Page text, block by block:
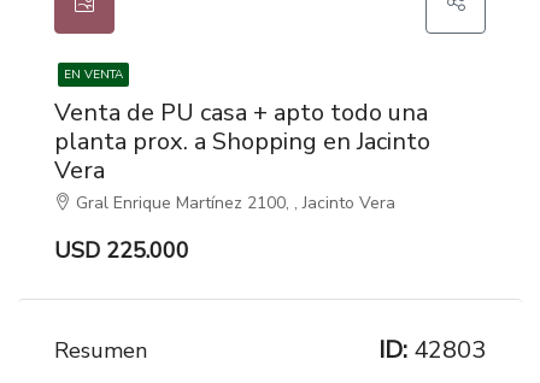
EN VENTA
Venta de PU casa + apto todo una
planta prox. a Shopping en Jacinto
Vera
Gral Enrique Martínez 2100, , Jacinto Vera
USD 225.000
Resumen ID: 42803